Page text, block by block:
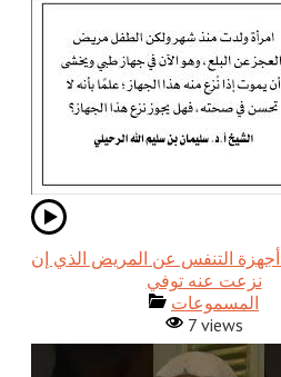
التنفس عن المريض الذي إن
نزعت عنه توفي
المسموعات
7 views